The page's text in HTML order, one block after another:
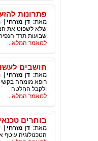
פתרונות
מאת: דן מזרחי
שלא לשפוט את
שבועות תרד
למאמר המלא...
חושבים
מאת: דן מזרחי
רופא מומחה בקשי
ולקבל החלטה
למאמר המלא...
בוחרים
מאת: דן מזרחי
הטכנולוגיה